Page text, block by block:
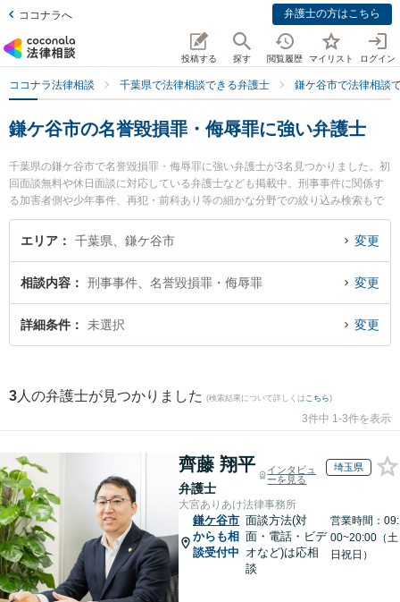
ココナラへ 弁護士の方はこちら
投稿する 探す 閲覧履歴 マイリスト ログイン
ココナラ法律相談 千葉県で法律相談できる弁護士 鎌ケ谷市で法律相談
鎌ケ谷市の名誉毀損罪・侮辱罪に強い弁護士
千葉県の鎌ケ谷市で名誉毀損罪・侮辱罪に強い弁護士が3名見つかりました。初
回面談無料や休日面談に対応している弁護士なども掲載中。刑事事件に関係す
る加害者側や少年事件、再犯・前科あり等の細かな分野での絞り込み検索もで
き便利です。特にかまがや総合法律事務所の奧村 裕子弁護士やかまがや総合法
律事務所の新川 雄斗弁護士、かまがや総合法律事務所の塚谷 祐貴弁護士のプロ
い』『名誉毀損罪・侮辱罪のトラブル解決の実績豊富な近くの弁護士を検索し
たい』『初回相談無料で名誉毀損罪・侮辱罪を法律相談できる鎌ケ谷市内の弁
護士に相談予約したい』などでお困りの相談者さんにおすすめです。
エリア 千葉県、鎌ケ谷市 変更
相談内容 刑事事件、名誉毀損罪・侮辱罪 変更
詳細条件 未選択 変更
3 人の弁護士が見つかりました (検索結果について詳しくは こちら)
3件中 1-3件を表示
齊藤 翔平
弁護士
インタビュ
ーを見る
埼玉県
大宮ありあけ法律事務所
鎌ケ谷市
からも相
談受付中
面談方法(対
面・電話・ビデ
オなど)は応相
談
営業時間：09:
00~20:00（土
日祝日）